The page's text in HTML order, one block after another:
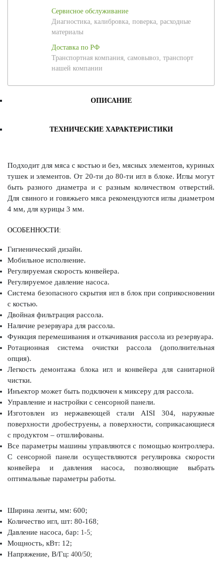
Сервисное обслуживание
Диагностика, калибровка, поверка, расходные
материалы
Доставка по РФ
Транспортная компания, самовывоз, транспорт
нашей компании
ОПИСАНИЕ
ТЕХНИЧЕСКИЕ ХАРАКТЕРИСТИКИ
Подходит для мяса с костью и без, мясных элементов, куриных
тушек и элементов. От 20-ти до 80-ти игл в блоке. Иглы могут
быть разного диаметра и с разным количеством отверстий.
Для свиного и говяжьего мяса рекомендуются иглы диаметром
4 мм, для курицы 3 мм.
ОСОБЕННОСТИ:
Гигиенический дизайн.
Мобильное исполнение.
Регулируемая скорость конвейера.
Регулируемое давление насоса.
Система безопасного скрытия игл в блок при соприкосновении
с костью.
Двойная фильтрация рассола.
Наличие резервуара для рассола.
Функция перемешивания и откачивания рассола из резервуара.
Ротационная система очистки рассола (дополнительная
опция).
Легкость демонтажа блока игл и конвейера для санитарной
чистки.
Инъектор может быть подключен к миксеру для рассола.
Управление и настройки с сенсорной панели.
Изготовлен из нержавеющей стали AISI 304, наружные
поверхности дробеструены, а поверхности, соприкасающиеся
с продуктом – отшлифованы.
Все параметры машины управляются с помощью контроллера.
С сенсорной панели осуществляются регулировка скорости
конвейера и давления насоса, позволяющие выбрать
оптимальные параметры работы.
Ширина ленты, мм: 600;
Количество игл, шт: 80-168;
Давление насоса, бар: 1-5;
Мощность, кВт: 12;
Напряжение, В/Гц: 400/50;